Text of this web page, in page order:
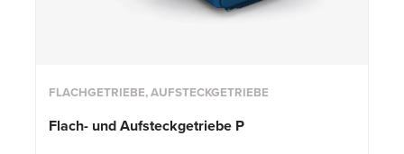
FLACHGETRIEBE, AUFSTECKGETRIEBE
Flach- undAufsteckgetriebe P